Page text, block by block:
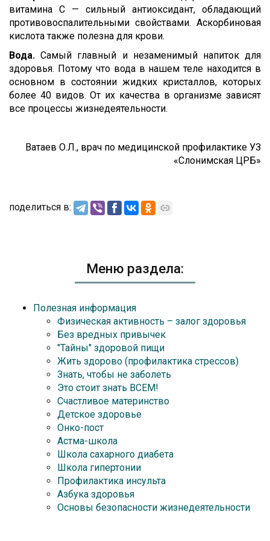
витамина С — сильный антиоксидант, обладающий
противовоспалительными свойствами. Аскорбиновая
кислота также полезна для крови.
Вода.Самый главный и незаменимый напиток для
здоровья. Потому что вода в нашем теле находится в
основном в состоянии жидких кристаллов, которых
более 40 видов. От их качества в организме зависят
все процессы жизнедеятельности.
Ватаев О.Л., врач по медицинской профилактике УЗ
«Слонимская ЦРБ»
поделиться в:
Меню раздела:
Полезная информация
Физическая активность – залог здоровья
Без вредных привычек
"Тайны" здоровой пищи
Жить здорово (профилактика стрессов)
Знать, чтобы не заболеть
Это стоит знать ВСЕМ!
Счастливое материнство
Детское здоровье
Онко-пост
Астма-школа
Школа сахарного диабета
Школа гипертонии
Профилактика инсульта
Азбука здоровья
Основы безопасности жизнедеятельности